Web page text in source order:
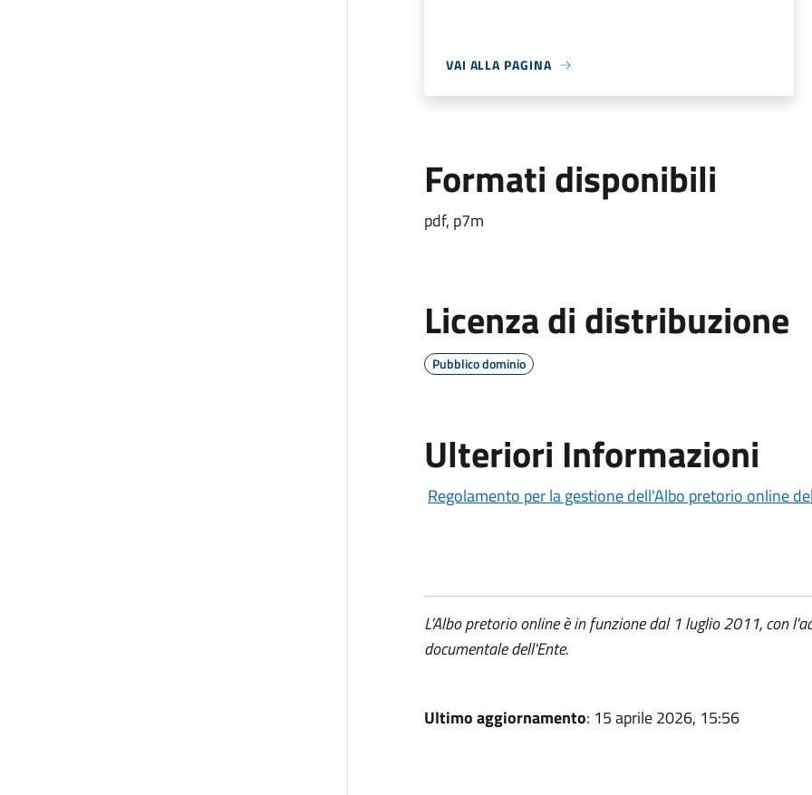
VAI ALLA PAGINA
Formati disponibili
pdf, p7m
Licenza di distribuzione
Pubblico dominio
Ulteriori Informazioni
Regolamento per la gestione dell'Albo pretorio online
L'Albo pretorio online è in funzione dal 1 luglio 2011, con
documentale dell'Ente.
Ultimo aggiornamento: 15 aprile 2026, 15:56